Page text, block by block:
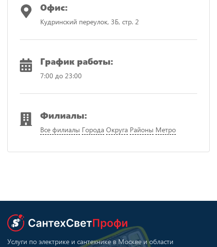
Офис:
Кудринский переулок, 3Б, стр. 2
График работы:
7:00 до 23:00
Филиалы:
Все филиалы Города Округа Районы Метро
Услуги по электрике и сантехнике в Москве и области